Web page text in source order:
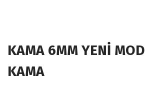
KAMA 6MM YENİ
KAMA